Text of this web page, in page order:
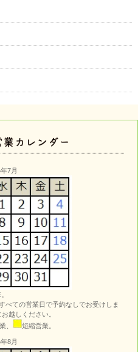
7月
ての営業日で予約なしでお受けしま
越しください。
、 短縮営業。
8月